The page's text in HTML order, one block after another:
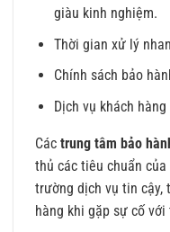
giàu kinh nghiệm.
Thời gian xử lý
Chính sách bảo
Dịch vụ khách
Các trung tâm bảo
thủ các tiêu chuẩn
trường dịch vụ tin cậy,
hàng khi gặp sự cố